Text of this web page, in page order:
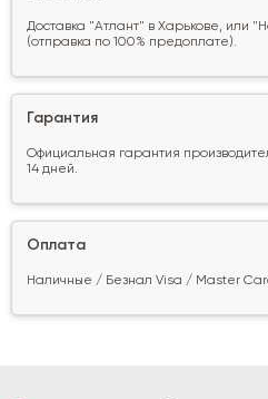
Доставка "Атлант" в Харькове, или
(отправка по 100% предоплате).
Гарантия
Официальная гарантия
14 дней.
Оплата
Наличные / Безнал Visa / Master